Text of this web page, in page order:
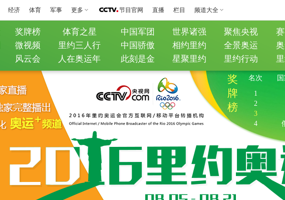
经济 体育 军事 更多 节目官网 直播 栏目 频道大全
奖牌榜 体育之星 中国军团 世界诸强 聚焦央视
微视频 里约三人行 中国骄傲 相约里约 全景奥运
风云会 人在奥运年 此刻是金 星聚里约 里约行动
奖
牌
榜
名次
1
2
3
4